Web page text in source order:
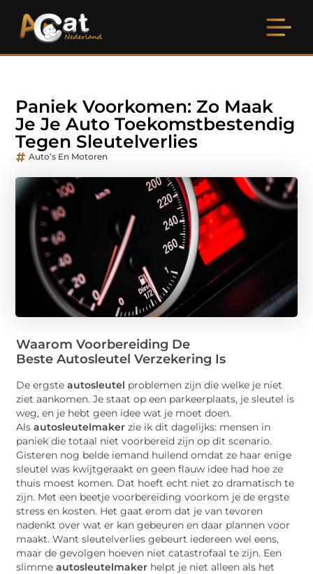
Paniek Voorkomen: Zo Maak
Je Je Auto Toekomstbestendig
Tegen Sleutelverlies
Auto’s En Motoren
Waarom Voorbereiding De
BesteAutosleutel Verzekering Is
De ergsteautosleutel problemen zijn die welke je niet
ziet aankomen. Je staat op een parkeerplaats, je sleutel is
weg, en je hebt geen idee wat je moet doen.
Alsautosleutelmaker zie ik dit dagelijks: mensen in
paniek die totaal niet voorbereid zijn op dit scenario.
Gisteren nog belde iemand huilend omdat ze haar enige
sleutel was kwijtgeraakt en geen flauw idee had hoe ze
thuis moest komen. Dat hoeft echt niet zo dramatisch te
zijn. Met een beetje voorbereiding voorkom je de ergste
stress en kosten. Het gaat erom dat je van tevoren
nadenkt over wat er kan gebeuren en daar plannen voor
maakt. Want sleutelverlies gebeurt iedereen wel eens,
maar de gevolgen hoeven niet catastrofaal te zijn. Een
slimmeautosleutelmaker helpt je niet alleen als het